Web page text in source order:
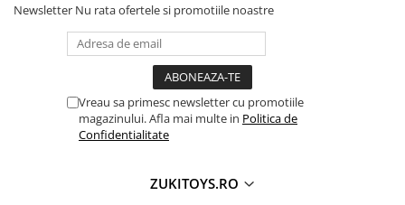
Jocuri practice și imaginative
Cadouri educative și interactive
Newsletter Nu rata ofertele si promotiile noastre
Vreau sa primesc newsletter cu promotiile
magazinului. Afla mai multe in Politica de
Confidentialitate
ZUKITOYS.RO